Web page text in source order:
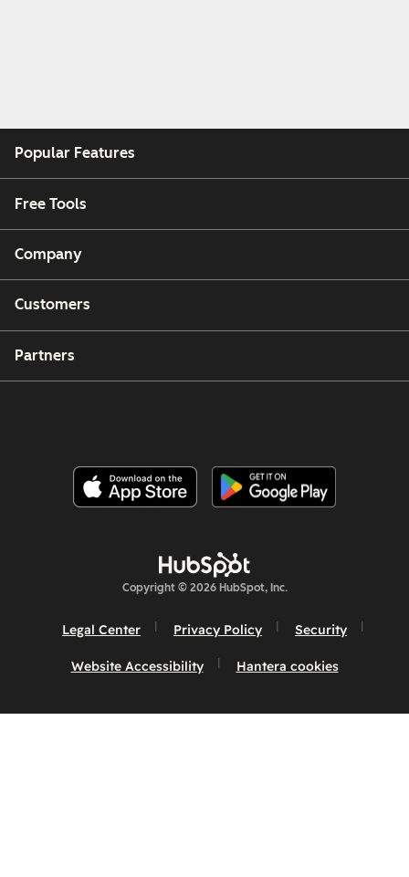
Popular Features
Free Tools
Company
Customers
Partners
Copyright © 2026 HubSpot, Inc.
Legal Center Privacy Policy Security
Website Accessibility Hantera cookies